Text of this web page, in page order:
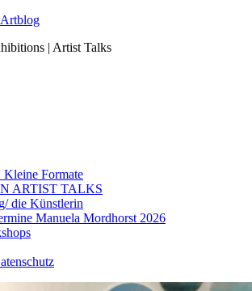
| Artist Talks
Formate
ARTIST TALKS
die Künstlerin
Manuela Mordhorst 2026